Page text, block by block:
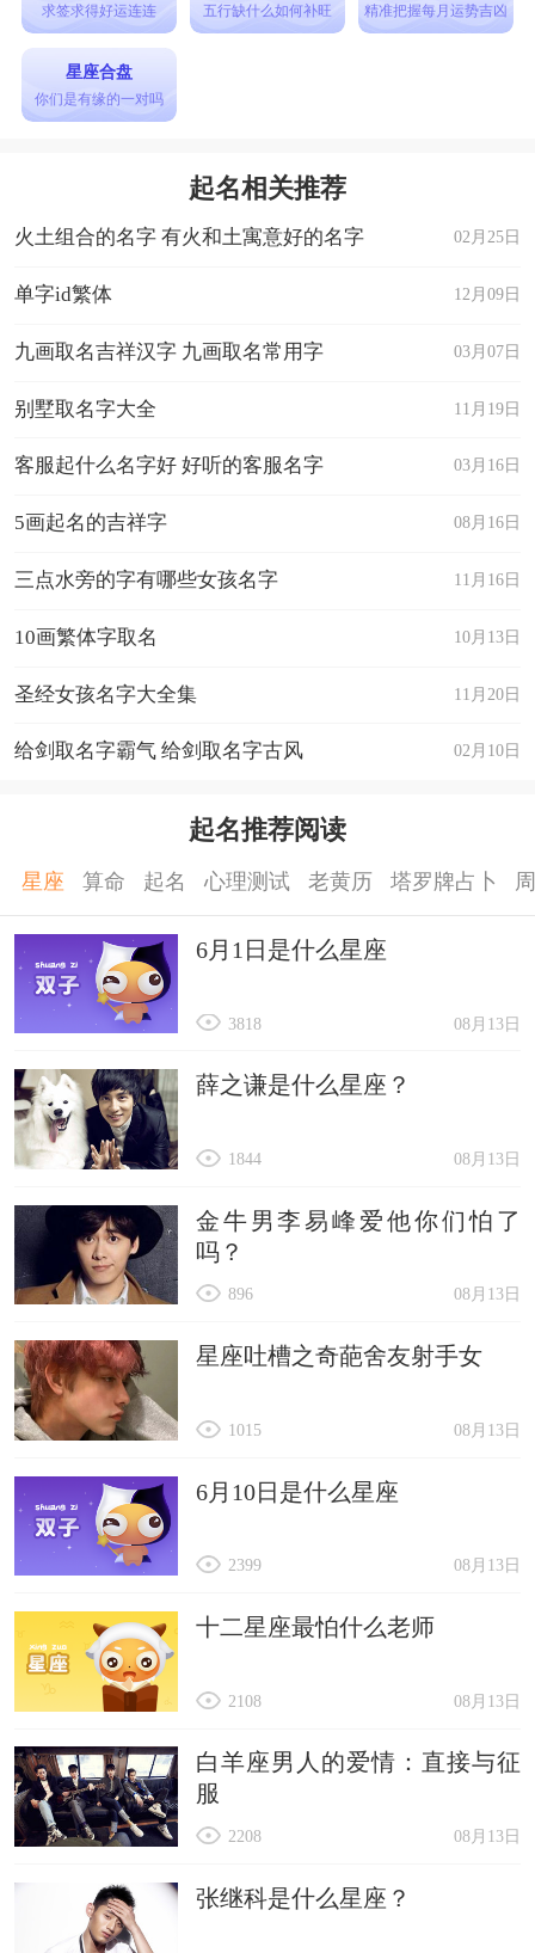
2、巴黎夜雨
3、会发光的星星闪亮亮i
6、微笑的侧脸
7、紫荆私语。
8、a√萤火虫的光℡
10、久夏青
11、格调Moment゜
14、掌中花
15、爱什么稀罕
17、在自我世界中的一隅
18、七秒鱼°
21、蔚蓝的心
22、如果有如果
23、冷若冰霜mm
24、默守那份情ゞ
26、容许青春肤浅
27、最美的太阳。
28、玫瑰虽美'但却刺入骨髓
29、迟月
30、一城柳絮吹成雪
以上就是微信名字有深意，高雅有内涵的微信名字
的具体内容。
求签求得好运连连 五行缺什么如何补旺 精准把握每月运势吉凶
星座合盘
你们是有缘的一对吗
起名相关推荐
02月25日
火土组合的名字 有火和土寓意好的名字
12月09日
单字id繁体
03月07日
九画取名吉祥汉字 九画取名常用字
11月19日
别墅取名字大全
03月16日
客服起什么名字好 好听的客服名字
08月16日
5画起名的吉祥字
11月16日
三点水旁的字有哪些女孩名字
10月13日
10画繁体字取名
11月20日
圣经女孩名字大全集
02月10日
给剑取名字霸气 给剑取名字古风
起名推荐阅读
星座 算命 起名 心理测试 老黄历 塔罗牌占卜
6月1日是什么星座
08月13日
3818
薛之谦是什么星座？
08月13日
1844
金牛男李易峰爱他你们怕了
吗？
08月13日
896
星座吐槽之奇葩舍友射手女
08月13日
1015
6月10日是什么星座
08月13日
2399
十二星座最怕什么老师
08月13日
2108
白羊座男人的爱情：直接与征
服
08月13日
2208
张继科是什么星座？